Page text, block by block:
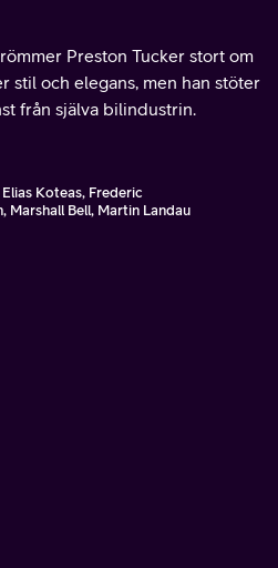
Preston Tucker stort om
stil och elegans, men han stöter
från själva bilindustrin.
Koteas, Frederic
Marshall Bell, Martin Landau